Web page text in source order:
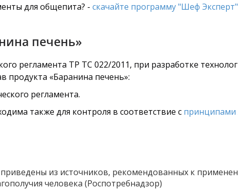
для общепита? - скачайте программу "Шеф Эксперт"
печень»
регламента ТР ТС 022/2011, при разработке
продукта «Баранина печень»:
регламента.
также для контроля в соответствие с принципами
из источников, рекомендованных к
человека (Роспотребнадзор)